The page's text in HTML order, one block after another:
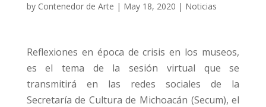
by Contenedor de Arte | May 18, 2020 | Noticias
Reflexiones en época de crisis en los museos,
es el tema de la sesión virtual que se
transmitirá en las redes sociales de la
Secretaría de Cultura de Michoacán (Secum), el